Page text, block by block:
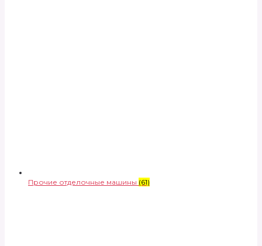
Прочие отделочные машины (61)